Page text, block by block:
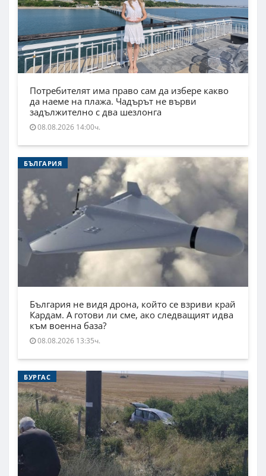
Потребителят има право сам да избере какво
да наеме на плажа. Чадърът не върви
задължително с два шезлонга
08.08.2026 14:00ч.
БЪЛГАРИЯ
България не видя дрона, който се взриви край
Кардам. А готови ли сме, ако следващият идва
към военна база?
08.08.2026 13:35ч.
БУРГАС